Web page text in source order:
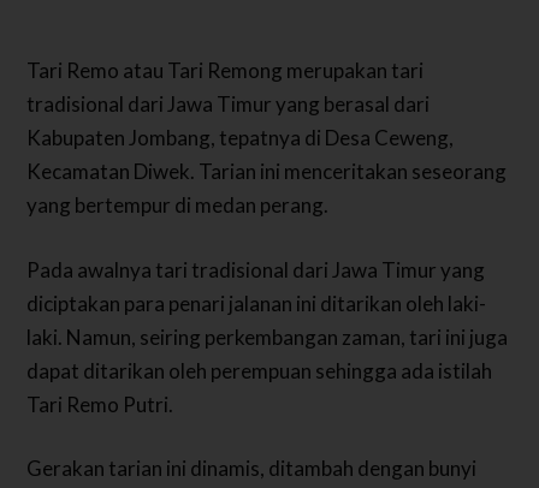
Tari Remo atau Tari Remong merupakan tari
tradisional dari Jawa Timur yang berasal dari
Kabupaten Jombang, tepatnya di Desa Ceweng,
Kecamatan Diwek. Tarian ini menceritakan seseorang
yang bertempur di medan perang.
Pada awalnya tari tradisional dari Jawa Timur yang
diciptakan para penari jalanan ini ditarikan oleh laki-
laki. Namun, seiring perkembangan zaman, tari ini juga
dapat ditarikan oleh perempuan sehingga ada istilah
Tari Remo Putri.
Gerakan tarian ini dinamis, ditambah dengan bunyi